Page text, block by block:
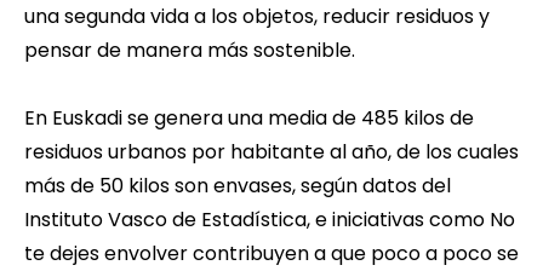
una segunda vida a los objetos, reducir residuos y
pensar de manera más sostenible.
En Euskadi se genera una media de 485 kilos de
residuos urbanos por habitante al año, de los cuales
más de 50 kilos son envases, según datos del
Instituto Vasco de Estadística, e iniciativas como No
te dejes envolver contribuyen a que poco a poco se